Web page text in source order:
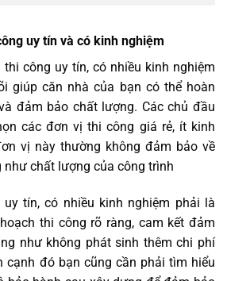
uy tín và có kinh nghiệm
công uy tín, có nhiều kinh nghiệm
giúp căn nhà của bạn có thể hoàn
đảm bảo chất lượng. Các chủ đầu
các đơn vị thi công giá rẻ, ít kinh
vị này thường không đảm bảo về
chất lượng của công trình
tín, có nhiều kinh nghiệm phải là
thi công rõ ràng, cam kết đảm
như không phát sinh thêm chi phí
cạnh đó bạn cũng cần phải tìm hiểu